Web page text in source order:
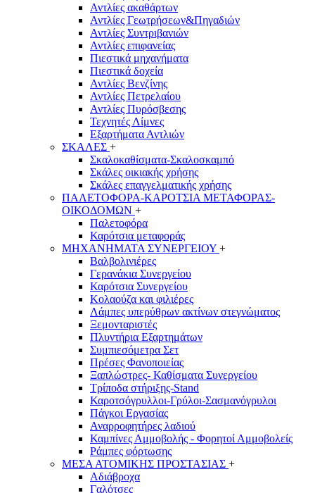
Αντλίες ακαθάρτων
Αντλίες Γεωτρήσεων&Πηγαδιών
Αντλίες Συντριβανιών
Αντλίες επιφανείας
Πιεστικά μηχανήματα
Πιεστικά δοχεία
Αντλίες Βενζίνης
Αντλίες Πετρελαίου
Αντλίες Πυρόσβεσης
Τεχνητές Λίμνες
Εξαρτήματα Αντλιών
ΣΚΑΛΕΣ +
Σκαλοκαθίσματα-Σκαλοσκαμπό
Σκάλες οικιακής χρήσης
Σκάλες επαγγελματικής χρήσης
ΠΑΛΕΤΟΦΟΡΑ-ΚΑΡΟΤΣΙΑ ΜΕΤΑΦΟΡΑΣ-
ΟΙΚΟΔΟΜΩΝ +
Παλετοφόρα
Καρότσια μεταφοράς
ΜΗΧΑΝΗΜΑΤΑ ΣΥΝΕΡΓΕΙΟΥ +
Βαλβολινιέρες
Γερανάκια Συνεργείου
Καρότσια Συνεργείου
Κολαούζα και φιλιέρες
Λάμπες υπερύθρων ακτίνων στεγνώματος
Ξεμονταριστές
Πλυντήρια Εξαρτημάτων
Συμπιεσόμετρα Σετ
Πρέσες Φανοποιείας
Ξαπλώστρες- Καθίσματα Συνεργείου
Τρίποδα στήριξης-Stand
Καροτσόγρυλλοι-Γρύλοι-Σασμανόγρυλοι
Πάγκοι Εργασίας
Αναρροφητήρες λαδιού
Καμπίνες Αμμοβολής - Φορητοί Αμμοβολείς
Ράμπες φόρτωσης
ΜΕΣΑ ΑΤΟΜΙΚΗΣ ΠΡΟΣΤΑΣΙΑΣ +
Αδιάβροχα
Γαλότσες